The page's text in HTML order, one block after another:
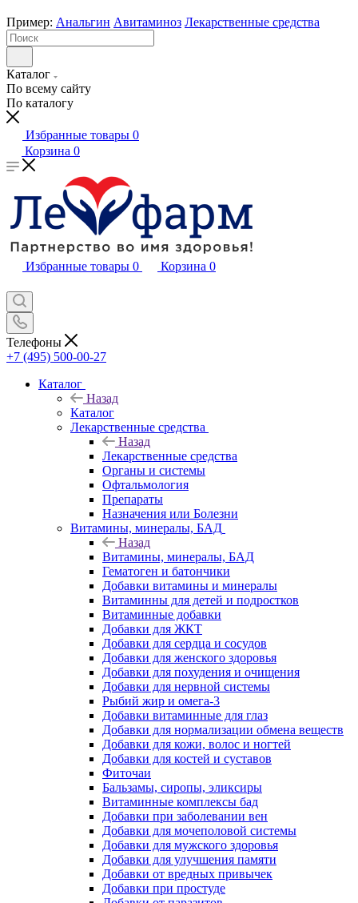
Пример: Анальгин Авитаминоз Лекарственные средства
Каталог
По всему сайту
По каталогу
Избранные товары 0
Корзина 0
Избранные товары 0 Корзина 0
Телефоны
+7 (495) 500-00-27
Каталог
Назад
Каталог
Лекарственные средства
Назад
Лекарственные средства
Органы и системы
Офтальмология
Препараты
Назначения или Болезни
Витамины, минералы, БАД
Назад
Витамины, минералы, БАД
Гематоген и батончики
Добавки витамины и минералы
Витаминны для детей и подростков
Витаминные добавки
Добавки для ЖКТ
Добавки для сердца и сосудов
Добавки для женского здоровья
Добавки для похудения и очищения
Добавки для нервной системы
Рыбий жир и омега-3
Добавки витаминные для глаз
Добавки для нормализации обмена веществ
Добавки для кожи, волос и ногтей
Добавки для костей и суставов
Фиточаи
Бальзамы, сиропы, эликсиры
Витаминные комплексы бад
Добавки при заболевании вен
Добавки для мочеполовой системы
Добавки для мужского здоровья
Добавки для улучшения памяти
Добавки от вредных привычек
Добавки при простуде